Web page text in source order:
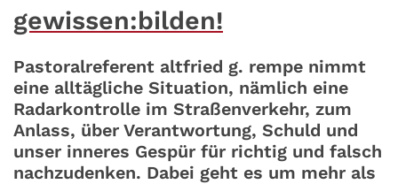
gewissen:bilden!
Pastoralreferent altfried g. rempe nimmt
eine alltägliche Situation, nämlich eine
Radarkontrolle im Straßenverkehr, zum
Anlass, über Verantwortung, Schuld und
unser inneres Gespür für richtig und falsch
nachzudenken. Dabei geht es um mehr als